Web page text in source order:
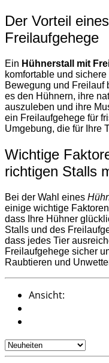
Der Vorteil
Freilaufgehege
Ein Hühnerstall mit
komfortable und
Bewegung und Freilauf
es den Hühnern, ihre
auszuleben und ihre
ein Freilaufgehege für
Umgebung, die für Ihre
Wichtige
richtigen Stalls
Bei der Wahl eines
einige wichtige
dass Ihre Hühner
Stalls und des
dass jedes Tier
Freilaufgehege sicher
Raubtieren und
Ansicht: